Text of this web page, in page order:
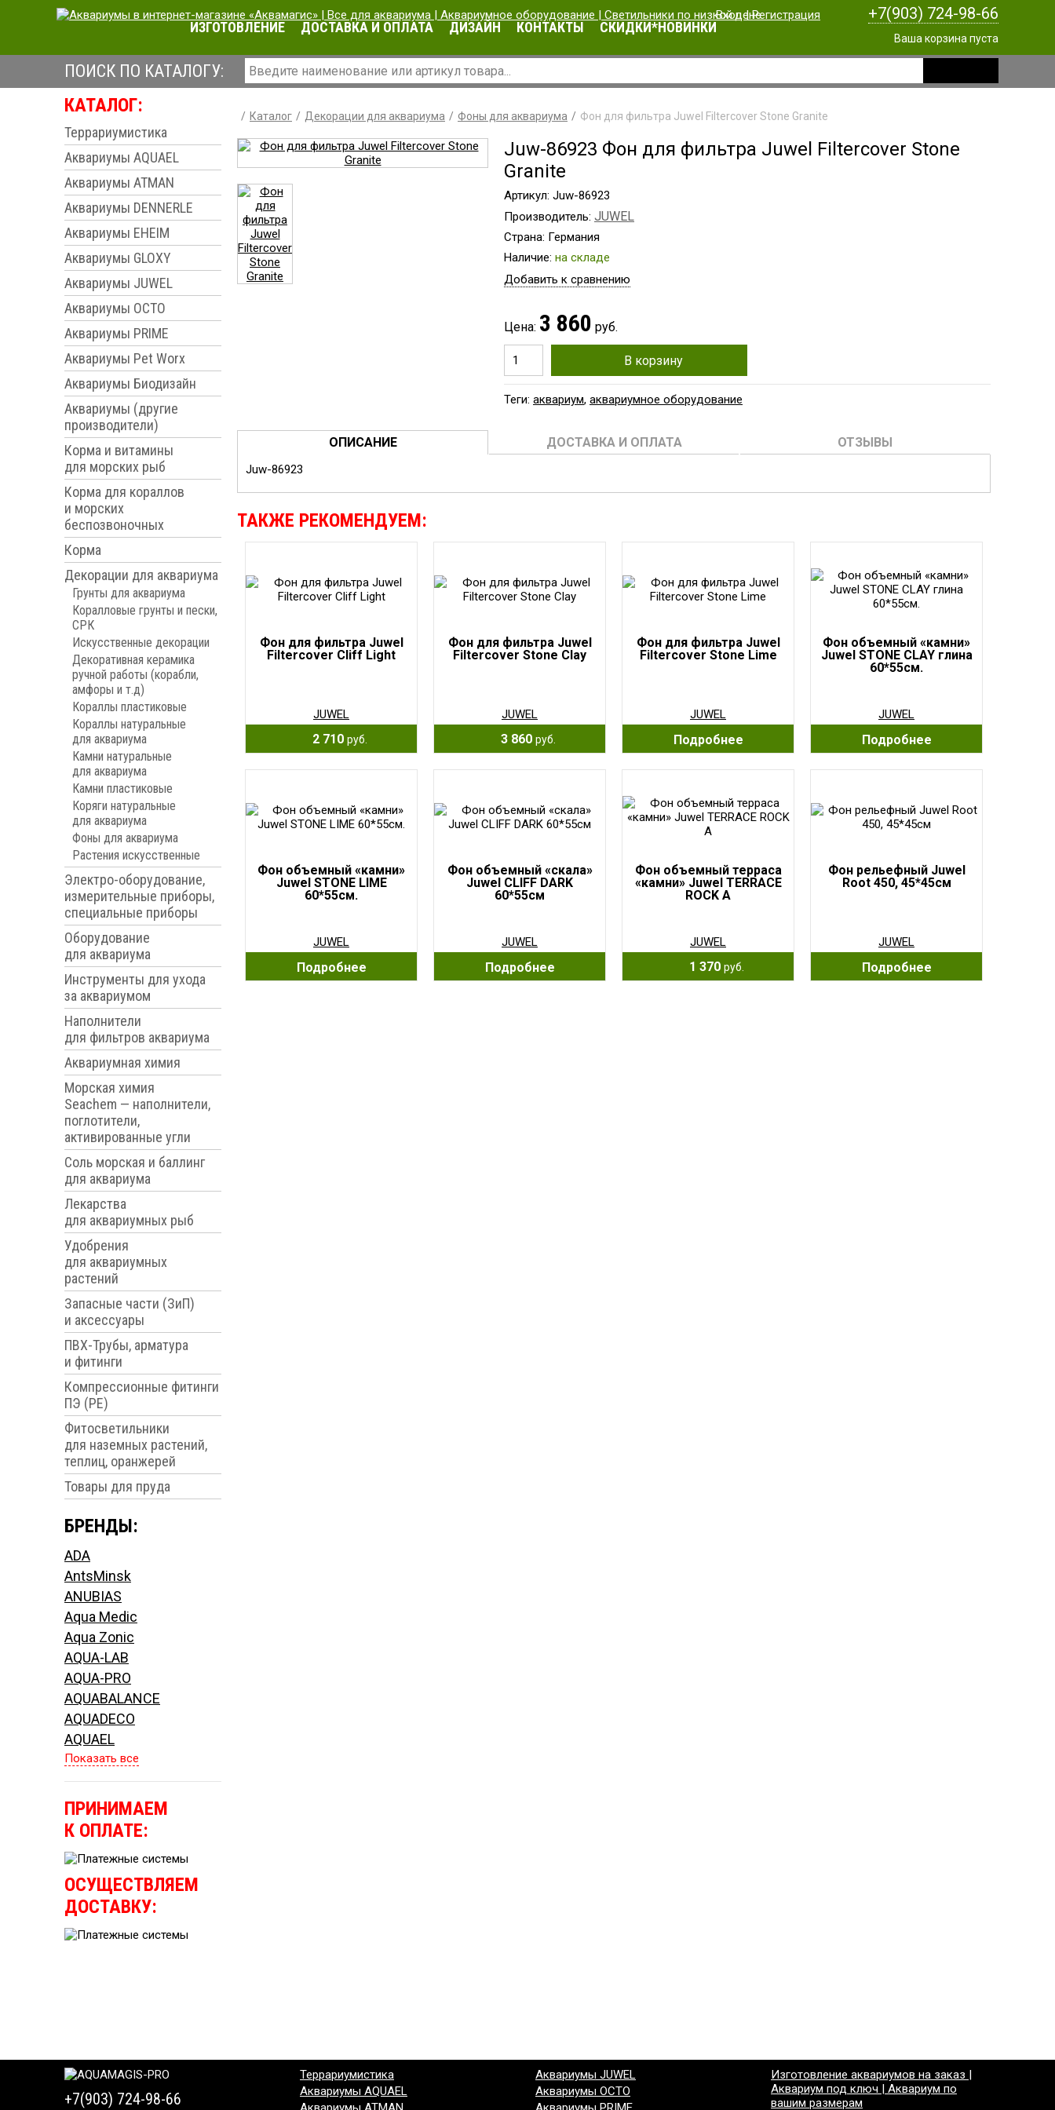
Вход|Регистрация +7(903) 724-98-66
Ваша корзина пуста
ИЗГОТОВЛЕНИЕ ДОСТАВКА И ОПЛАТА ДИЗАЙН КОНТАКТЫ СКИДКИ*НОВИНКИ
ПОИСК ПО КАТАЛОГУ:
КАТАЛОГ:
Террариумистика
Аквариумы AQUAEL
Аквариумы ATMAN
Аквариумы DENNERLE
Аквариумы EHEIM
Аквариумы GLOXY
Аквариумы JUWEL
Аквариумы OCTO
Аквариумы PRIME
Аквариумы Pet Worx
Аквариумы Биодизайн
Аквариумы (другие
производители)
Корма и витамины
для морских рыб
Корма для кораллов
и морских
беспозвоночных
Корма
Декорации для аквариума
Грунты для аквариума
Коралловые грунты и пески,
СРК
Искусственные декорации
Декоративная керамика
ручной работы (корабли,
амфоры и т.д)
Кораллы пластиковые
Кораллы натуральные
для аквариума
Камни натуральные
для аквариума
Камни пластиковые
Коряги натуральные
для аквариума
Фоны для аквариума
Растения искусственные
Электро-оборудование,
измерительные приборы,
специальные приборы
Оборудование
для аквариума
Инструменты для ухода
за аквариумом
Наполнители
для фильтров аквариума
Аквариумная химия
Морская химия
Seachem — наполнители,
поглотители,
активированные угли
Соль морская и баллинг
для аквариума
Лекарства
для аквариумных рыб
Удобрения
для аквариумных
растений
Запасные части (ЗиП)
и аксессуары
ПВХ-Трубы, арматура
и фитинги
Компрессионные фитинги
ПЭ (PE)
Фитосветильники
для наземных растений,
теплиц, оранжерей
Товары для пруда
БРЕНДЫ:
ADA
AntsMinsk
ANUBIAS
Aqua Medic
Aqua Zonic
AQUA-LAB
AQUA-PRO
AQUABALANCE
AQUADECO
AQUAEL
Показать все
ПРИНИМАЕМ
К ОПЛАТЕ:
ОСУЩЕСТВЛЯЕМ
ДОСТАВКУ:
Каталог Декорации для аквариума Фоны для аквариума Фон для фильтра Juwel Filtercover Stone Granite
Juw-86923 Фон для фильтра Juwel Filtercover Stone
Granite
Артикул: Juw-86923
Производитель: JUWEL
Страна: Германия
Наличие: на складе
Добавить к сравнению
Цена: 3 860 руб.
В корзину
Теги: аквариум, аквариумное оборудование
ОПИСАНИЕ ДОСТАВКА И ОПЛАТА ОТЗЫВЫ
Juw-86923
ТАКЖЕ РЕКОМЕНДУЕМ:
Фон для фильтра Juwel
Filtercover Cliff Light
JUWEL
2 710 руб.
Фон для фильтра Juwel
Filtercover Stone Clay
JUWEL
3 860 руб.
Фон для фильтра Juwel
Filtercover Stone Lime
JUWEL
Подробнее
Фон объемный «камни»
Juwel STONE CLAY глина
60*55см.
JUWEL
Подробнее
Фон объемный «камни»
Juwel STONE LIME
60*55см.
JUWEL
Подробнее
Фон объемный «скала»
Juwel CLIFF DARK
60*55см
JUWEL
Подробнее
Фон объемный терраса
«камни» Juwel TERRACE
ROCK A
JUWEL
1 370 руб.
Фон рельефный Juwel
Root 450, 45*45см
JUWEL
Подробнее
+7(903) 724-98-66
Террариумистика
Аквариумы AQUAEL
Аквариумы JUWEL
Аквариумы OCTO
Изготовление аквариумов на заказ |
Аквариум под ключ | Аквариум по
вашим размерам